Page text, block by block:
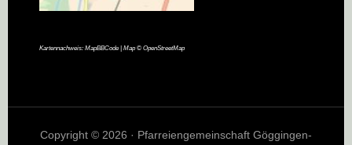
Kartennachweis: MapBBCode| Map © OpenStreetMap
Copyright © 2026 · Pfarreiengemeinschaft Göggingen-